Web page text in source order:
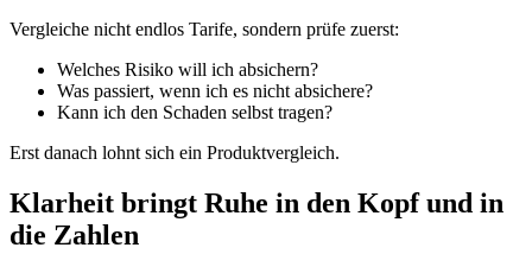
Vergleiche nicht endlos Tarife, sondern prüfe zuerst:
Welches Risiko will ich absichern?
Was passiert, wenn ich es nicht absichere?
Kann ich den Schaden selbst tragen?
Erst danach lohnt sich ein Produktvergleich.
Klarheit bringt Ruhe in den Kopf und in
die Zahlen